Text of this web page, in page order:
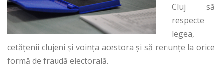
Cluj să
respecte
legea,
cetățenii clujeni și voința acestora și să renunțe la orice
formă de fraudă electorală.